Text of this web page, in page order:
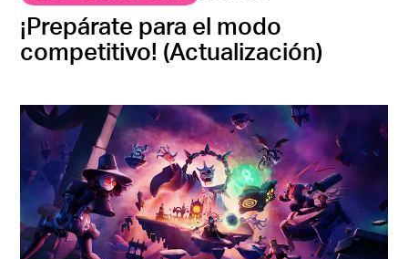
¡Prepárate para el modo
competitivo! (Actualización)